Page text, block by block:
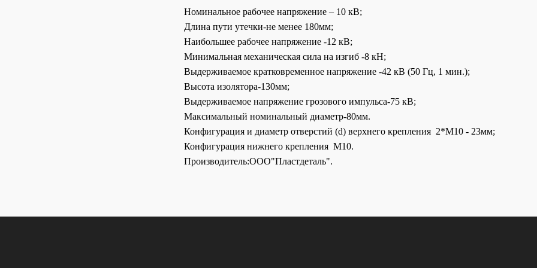
Номинальное рабочее напряжение – 10 кВ;
Длина пути утечки-не менее 180мм;
Наибольшее рабочее напряжение -12 кВ;
Минимальная механическая сила на изгиб -8 кН;
Выдерживаемое кратковременное напряжение -42 кВ (50 Гц, 1 мин.);
Высота изолятора-130мм;
Выдерживаемое напряжение грозового импульса-75 кВ;
Максимальный номинальный диаметр-80мм.
Конфигурация и диаметр отверстий (d) верхнего крепления 2*М10 - 23мм;
Конфигурация нижнего крепления М10.
Производитель:ООО"Пластдеталь".